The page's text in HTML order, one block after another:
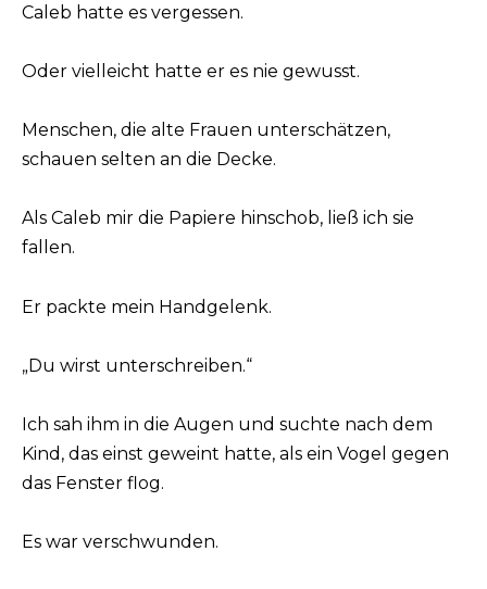
Caleb hatte es vergessen.
Oder vielleicht hatte er es nie gewusst.
Menschen, die alte Frauen unterschätzen,
schauen selten an die Decke.
Als Caleb mir die Papiere hinschob, ließ ich sie
fallen.
Er packte mein Handgelenk.
„Du wirst unterschreiben.“
Ich sah ihm in die Augen und suchte nach dem
Kind, das einst geweint hatte, als ein Vogel gegen
das Fenster flog.
Es war verschwunden.